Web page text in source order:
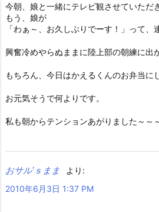
今朝、娘と一緒にテレビ観させていただ
もう、娘が
「わぁ～、お久しぶりでーす！」って、
興奮冷めやらぬままに陸上部の朝練に出
もちろん、今日はかえるくんのお弁当に
お元気そうで何よりです。
私も朝からテンションあがりました～～
おサル’ｓまま
より:
2010年6月3日 1:37 PM